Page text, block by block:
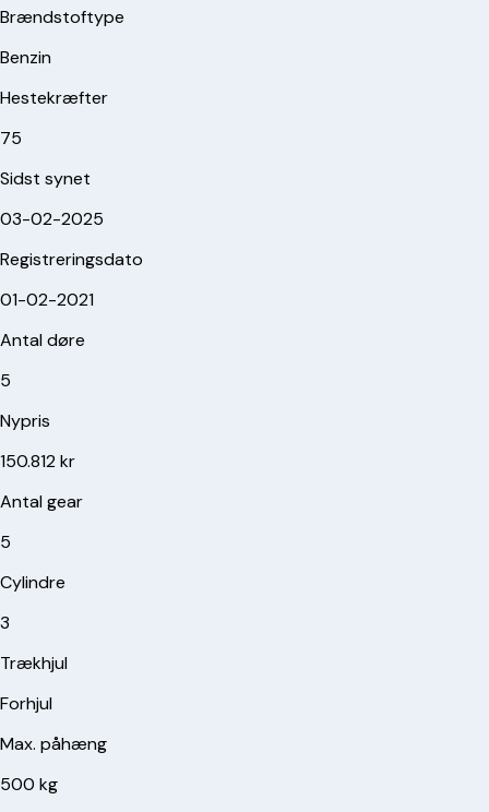
Brændstoftype
Benzin
Hestekræfter
75
Sidst synet
03-02-2025
Registreringsdato
01-02-2021
Antal døre
5
Nypris
150.812 kr
Antal gear
5
Cylindre
3
Trækhjul
Forhjul
Max. påhæng
500 kg